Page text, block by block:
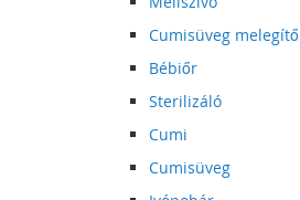
Cumisüveg melegítő
Bébiőr
Sterilizáló
Cumi
Cumisüveg